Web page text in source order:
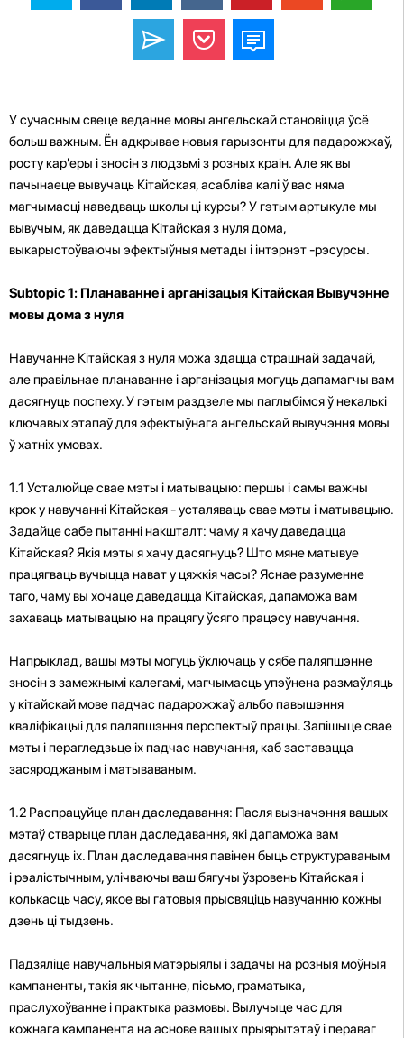
У сучасным свеце веданне мовы ангельскай становіцца ўсё
больш важным. Ён адкрывае новыя гарызонты для падарожжаў,
росту кар'еры і зносін з людзьмі з розных краін. Але як вы
пачынаеце вывучаць Кітайская, асабліва калі ў вас няма
магчымасці наведваць школы ці курсы? У гэтым артыкуле мы
вывучым, як даведацца Кітайская з нуля дома,
выкарыстоўваючы эфектыўныя метады і інтэрнэт -рэсурсы.
Subtopic 1: Планаванне і арганізацыя Кітайская Вывучэнне
мовы дома з нуля
Навучанне Кітайская з нуля можа здацца страшнай задачай,
але правільнае планаванне і арганізацыя могуць дапамагчы вам
дасягнуць поспеху. У гэтым раздзеле мы паглыбімся ў некалькі
ключавых этапаў для эфектыўнага ангельскай вывучэння мовы
ў хатніх умовах.
1.1 Усталюйце свае мэты і матывацыю: першы і самы важны
крок у навучанні Кітайская - усталяваць свае мэты і матывацыю.
Задайце сабе пытанні накшталт: чаму я хачу даведацца
Кітайская? Якія мэты я хачу дасягнуць? Што мяне матывуе
працягваць вучыцца нават у цяжкія часы? Яснае разуменне
таго, чаму вы хочаце даведацца Кітайская, дапаможа вам
захаваць матывацыю на працягу ўсяго працэсу навучання.
Напрыклад, вашы мэты могуць ўключаць у сябе паляпшэнне
зносін з замежнымі калегамі, магчымасць упэўнена размаўляць
у кітайскай мове падчас падарожжаў альбо павышэння
кваліфікацыі для паляпшэння перспектыў працы. Запішыце свае
мэты і перагледзьце іх падчас навучання, каб заставацца
засяроджаным і матываваным.
1.2 Распрацуйце план даследавання: Пасля вызначэння вашых
мэтаў стварыце план даследавання, які дапаможа вам
дасягнуць іх. План даследавання павінен быць структураваным
і рэалістычным, улічваючы ваш бягучы ўзровень Кітайская і
колькасць часу, якое вы гатовыя прысвяціць навучанню кожны
дзень ці тыдзень.
Падзяліце навучальныя матэрыялы і задачы на ​​розныя моўныя
кампаненты, такія як чытанне, пісьмо, граматыка,
праслухоўванне і практыка размовы. Вылучыце час для
кожнага кампанента на аснове вашых прыярытэтаў і пераваг